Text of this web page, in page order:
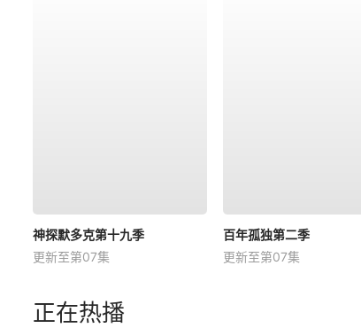
神探默多克第十九季
更新至第07集
百年孤独第二季
更新至第07集
正在热播